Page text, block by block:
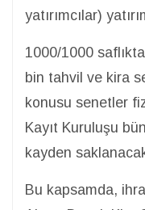
yatırımcılar)
1000/1000
bin tahvil ve kira
konusu senetler
Kayıt Kuruluşu
kayden
Bu kapsamda,